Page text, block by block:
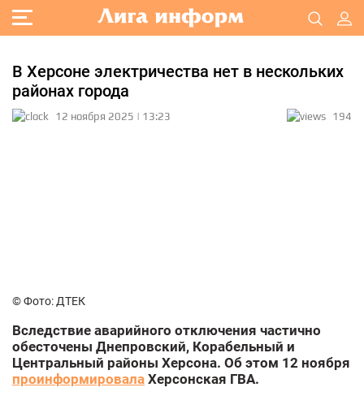
В Херсоне электричества нет в нескольких
районах города
12 ноября 2025 | 13:23 194
© Фото: ДТЕК
Вследствие аварийного отключения частично
обесточены Днепровский, Корабельный и
Центральный районы Херсона. Об этом 12 ноября
проинформировала Херсонская ГВА.